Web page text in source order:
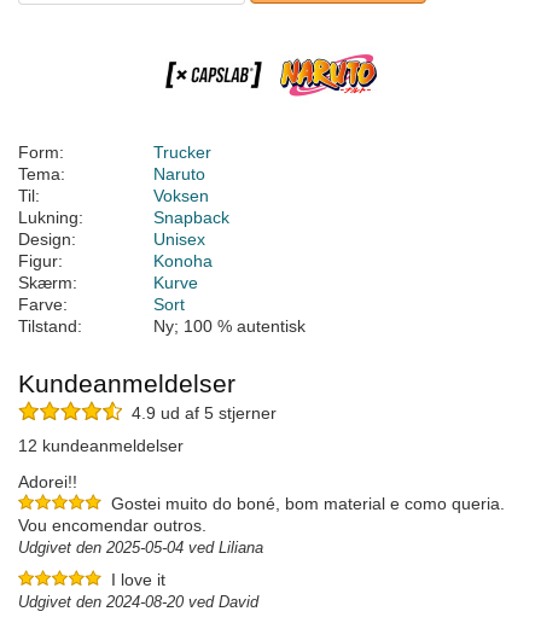
Form:
Trucker
Tema:
Naruto
Til:
Voksen
Lukning:
Snapback
Design:
Unisex
Figur:
Konoha
Skærm:
Kurve
Farve:
Sort
Tilstand:
Ny; 100 % autentisk
Kundeanmeldelser
4.9 ud af 5 stjerner
12 kundeanmeldelser
Adorei!!
Gostei muito do boné, bom material e como queria.
Vou encomendar outros.
Udgivet den 2025-05-04 ved Liliana
I love it
Udgivet den 2024-08-20 ved David